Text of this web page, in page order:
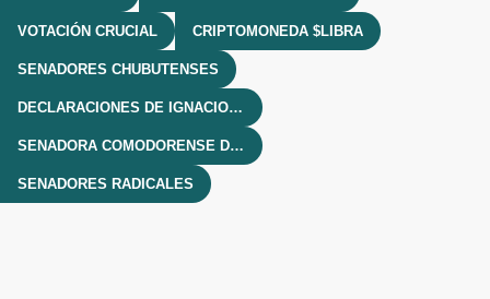
VOTACIÓN CRUCIAL CRIPTOMONEDA $LIBRA
SENADORES CHUBUTENSES
DECLARACIONES DE IGNACIO TORRES
SENADORA COMODORENSE DEL PRO
SENADORES RADICALES